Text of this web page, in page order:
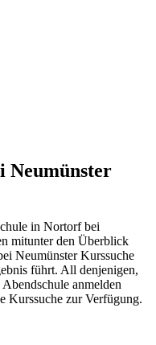
Neumünster
in Nortorf bei
mitunter den Überblick
Neumünster Kurssuche
führt. All denjenigen,
anmelden
Kurssuche zur Verfügung.